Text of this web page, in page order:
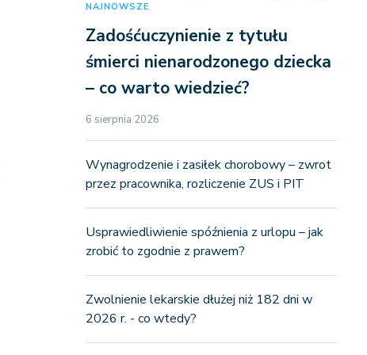
NAJNOWSZE
Zadośćuczynienie z tytułu
śmierci nienarodzonego dziecka
– co warto wiedzieć?
6 sierpnia 2026
Wynagrodzenie i zasiłek chorobowy – zwrot
przez pracownika, rozliczenie ZUS i PIT
Usprawiedliwienie spóźnienia z urlopu – jak
zrobić to zgodnie z prawem?
Zwolnienie lekarskie dłużej niż 182 dni w
2026 r. - co wtedy?